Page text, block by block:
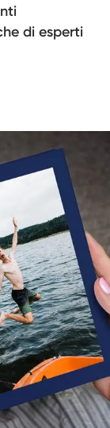
di esperti